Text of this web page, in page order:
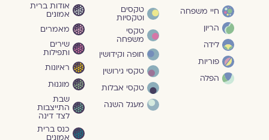
חיי משפחה
הריון
לידה
פוריות
הפלה
טקסים
וטקסיות
טקסי
משפחה
חופה וקידושין
טקסי גירושין
טקסי אבלות
מעגל השנה
אודות ברית
אמונים
מאמרים
שירים
ותפילות
ראיונות
מוגנוּת
שבת
התייצבות
לצד דינה
כנס ברית
אמונים